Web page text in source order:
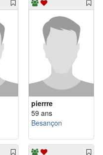
pierrre
59 ans
Besançon